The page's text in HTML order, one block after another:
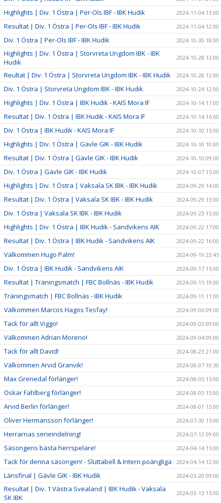
Highlights | Div. 1 Östra | Per-Ols IBF - IBK Hudik 2024-11-04 13:00
Resultat | Div. 1 Östra | Per-Ols IBF - IBK Hudik 2024-11-04 12:00
Div. 1 Östra | Per-Ols IBF - IBK Hudik 2024-10-30 18:00
Highlights | Div. 1 Östra | Storvreta Ungdom IBK - IBK
Hudik
2024-10-28 13:00
Reultat | Div. 1 Östra | Storvreta Ungdom IBK - IBK Hudik 2024-10-28 12:00
Div. 1 Östra | Storvreta Ungdom IBK - IBK Hudik 2024-10-24 12:00
Highlights | Div. 1 Östra | IBK Hudik - KAIS Mora IF 2024-10-14 17:00
Resultat | Div. 1 Östra | IBK Hudik - KAIS Mora IF 2024-10-14 16:00
Div. 1 Östra | IBK Hudik - KAIS Mora IF 2024-10-10 15:00
Highlights | Div. 1 Östra | Gävle GIK - IBK Hudik 2024-10-10 10:00
Resultat | Div. 1 Östra | Gävle GIK - IBK Hudik 2024-10-10 09:00
Div. 1 Östra | Gävle GIK - IBK Hudik 2024-10-07 15:00
Highlights | Div. 1 Östra | Vaksala SK IBK - IBK Hudik 2024-09-29 14:00
Resultat | Div. 1 Östra | Vaksala SK IBK - IBK Hudik 2024-09-29 13:00
Div. 1 Östra | Vaksala SK IBK - IBK Hudik 2024-09-23 15:00
Highlights | Div. 1 Östra | IBK Hudik - Sandvikens AIK 2024-09-22 17:00
Resultat | Div. 1 Östra | IBK Hudik - Sandvikens AIK 2024-09-22 16:00
Välkommen Hugo Palm! 2024-09-19 23:45
Div. 1 Östra | IBK Hudik - Sandvikens AIK 2024-09-17 15:00
Resultat | Träningsmatch | FBC Bollnäs - IBK Hudik 2024-09-15 19:00
Träningsmatch | FBC Bollnäs - IBK Hudik 2024-09-11 11:00
Välkommen Marcos Hagos Tesfay! 2024-09-06 09:00
Tack för allt Viggo! 2024-09-05 09:00
Välkommen Adrian Moreno! 2024-09-04 09:00
Tack för allt David! 2024-08-23 21:00
Välkommen Arvid Granvik! 2024-08-07 10:30
Max Grenedal förlänger! 2024-08-05 15:00
Oskar Fahlberg förlänger! 2024-08-03 15:00
Arvid Berlin förlänger! 2024-08-01 15:00
Oliver Hermansson förlänger! 2024-07-30 15:00
Herrarnas serieindelning! 2024-07-12 09:00
Säsongens bästa herrspelare! 2024-04-14 15:00
Tack för denna säsongen! - Sluttabell & Intern poängliga 2024-04-14 12:00
Länsfinal | Gävle GIK - IBK Hudik 2024-03-20 09:00
Resultat | Div. 1 Västra Svealand | IBK Hudik - Vaksala
SK IBK
2024-03-13 15:00